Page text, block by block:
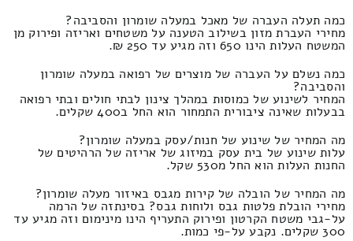
כמה תעלה העברה של מאכל במעלה שומרון והסביבה?
מחירי העברת מזון בשילוב הטענה על משטחים ואריזה ופירוק מן
המשטח העלות הינו 650 וזה מגיע עד 250 ₪.
כמה נשלם על העברה של מוצרים של רפואה במעלה שומרון
והסביבה?
המחיר לשינוע של כמוסות במהלך צינון לבתי חולים ובתי רפואה
בבעלות שאינה ציבורית התמחור הוא החל ב400 שקלים.
מה המחיר של שינוע של חנות/עסק במעלה שומרון?
עלות שינוע של בית עסק במיזוג של אריזה של הרהיטים של
החנות העלות הוא החל מ530 שקל.
מה המחיר של הובלה של קירות מגבס באיזור מעלה שומרון?
מחירי הובלת פלטות גבס ולוחות גבס? בסינתזה של הרמה
על-גבי משטח הקרטון ופירוק התעריף הינו מינימום וזה מגיע עד
300 שקלים. נקבע על-פי כמות.